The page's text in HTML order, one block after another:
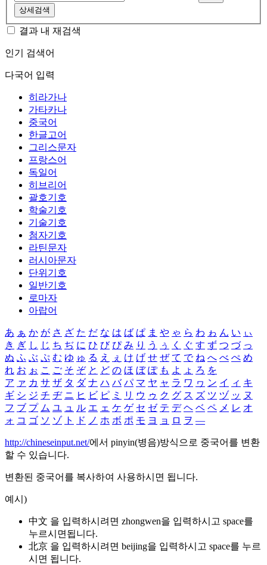
상세검색
결과 내 재검색
인기 검색어
다국어 입력
히라가나
가타카나
중국어
한글고어
그리스문자
프랑스어
독일어
히브리어
괄호기호
학술기호
기술기호
첨자기호
라틴문자
러시아문자
단위기호
일반기호
로마자
아랍어
あ ぁ か が さ ざ た だ な は ば ぱ ま や ゃ ら わ ゎ ん い ぃ
き ぎ し じ ち ぢ に ひ び ぴ み り う ぅ く ぐ す ず つ づ っ
ぬ ふ ぶ ぷ む ゆ ゅ る え ぇ け げ せ ぜ て で ね へ べ ぺ め
れ お ぉ こ ご そ ぞ と ど の ほ ぼ ぽ も よ ょ ろ を
ア ァ カ サ ザ タ ダ ナ ハ バ パ マ ヤ ャ ラ ワ ヮ ン イ ィ キ
ギ シ ジ チ ヂ ニ ヒ ビ ピ ミ リ ウ ゥ ク グ ス ズ ツ ヅ ッ ヌ
フ ブ プ ム ユ ュ ル エ ェ ケ ゲ セ ゼ テ デ ヘ ベ ペ メ レ オ
ォ コ ゴ ソ ゾ ト ド ノ ホ ボ ポ モ ヨ ョ ロ ヲ ―
http://chineseinput.net/에서 pinyin(병음)방식으로 중국어를 변환
할 수 있습니다.
변환된 중국어를 복사하여 사용하시면 됩니다.
예시)
中文 을 입력하시려면 zhongwen을 입력하시고 space를
누르시면됩니다.
北京 을 입력하시려면 beijing을 입력하시고 space를 누르
시면 됩니다.